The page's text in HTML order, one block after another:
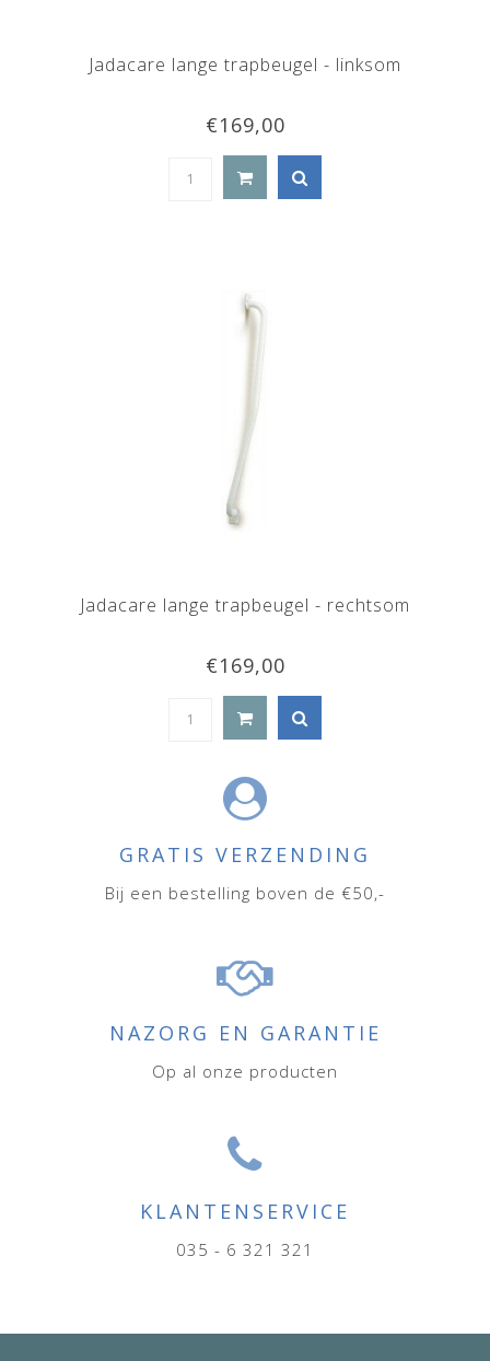
Jadacare lange trapbeugel - linksom
€169,00
Jadacare lange trapbeugel - rechtsom
€169,00
GRATIS VERZENDING
Bij een bestelling boven de €50,-
NAZORG EN GARANTIE
Op al onze producten
KLANTENSERVICE
035 - 6 321 321